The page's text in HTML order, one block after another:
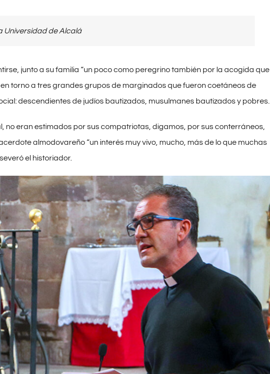
Universidad de Alcalá
junto a su familia “un poco como peregrino también por la acogida que
torno a tres grandes grupos de marginados que fueron coetáneos de
descendientes de judíos bautizados, musulmanes bautizados y pobres.
no eran estimados por sus compatriotas, digamos, por sus conterráneos,
almodovareño “un interés muy vivo, mucho, más de lo que muchas
el historiador.